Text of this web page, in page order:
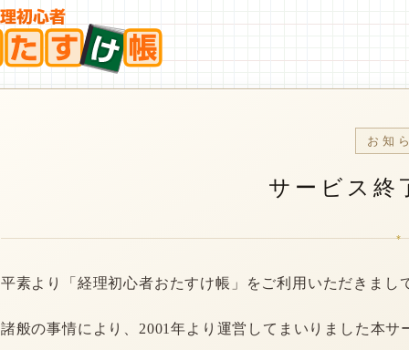
お知
サービス終
*
平素より「経理初心者おたすけ帳」をご利用いただきまし
諸般の事情により、2001年より運営してまいりました本